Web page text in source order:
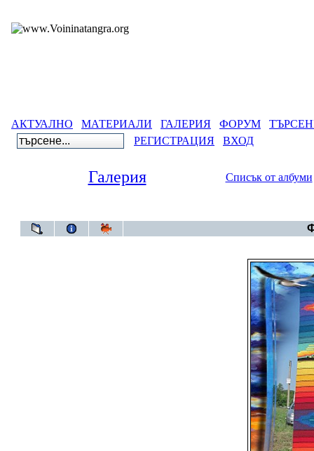
АКТУАЛНО МАТЕРИАЛИ ГАЛЕРИЯ ФОРУМ
РЕГИСТРАЦИЯ
ВХОД
Галерия Списък от албуми